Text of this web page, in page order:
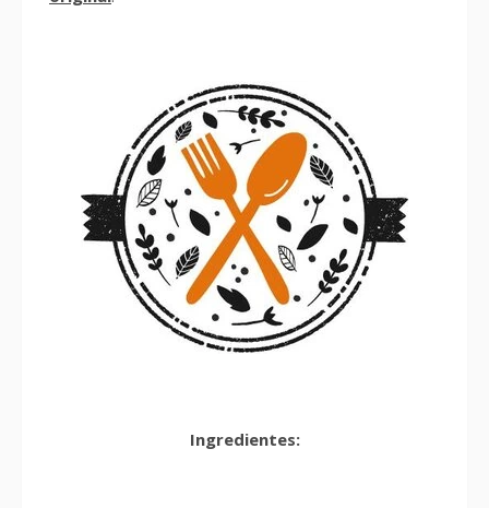
Ingredientes: